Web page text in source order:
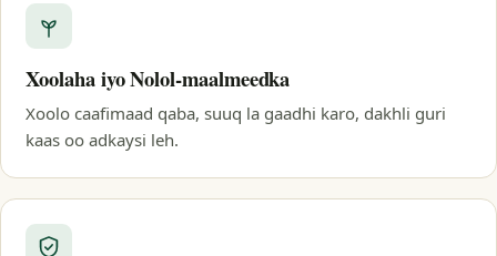
Xoolaha iyo Nolol-maalmeedka
Xoolo caafimaad qaba, suuq la gaadhi karo, dakhli guri
kaas oo adkaysi leh.